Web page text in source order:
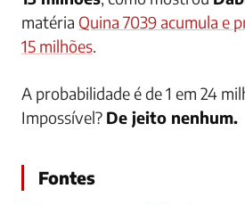
matéria Quina 7039 acumula e
15 milhões.
A probabilidade é de 1 em 24
Impossível? De jeito nenhum.
Fontes